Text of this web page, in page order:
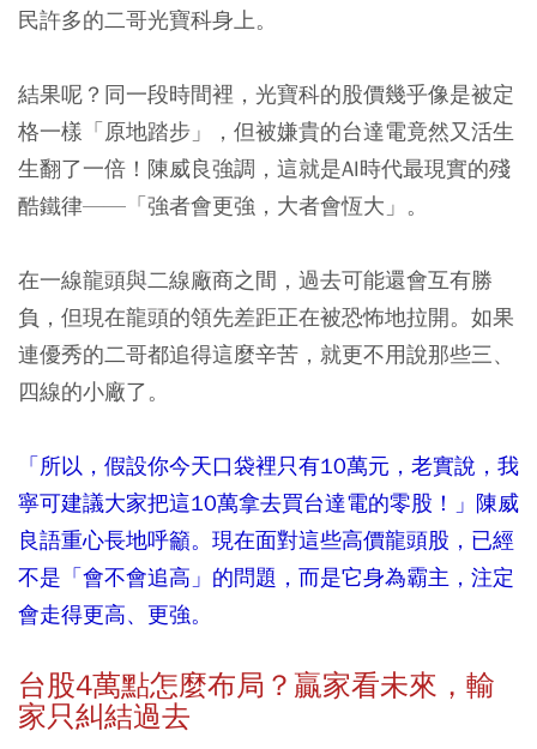
民許多的二哥光寶科身上。
結果呢？同一段時間裡，光寶科的股價幾乎像是被定
格一樣「原地踏步」，但被嫌貴的台達電竟然又活生
生翻了一倍！陳威良強調，這就是AI時代最現實的殘
酷鐵律——「強者會更強，大者會恆大」。
在一線龍頭與二線廠商之間，過去可能還會互有勝
負，但現在龍頭的領先差距正在被恐怖地拉開。如果
連優秀的二哥都追得這麼辛苦，就更不用說那些三、
四線的小廠了。
「所以，假設你今天口袋裡只有10萬元，老實說，我
寧可建議大家把這10萬拿去買台達電的零股！」陳威
良語重心長地呼籲。現在面對這些高價龍頭股，已經
不是「會不會追高」的問題，而是它身為霸主，注定
會走得更高、更強。
台股4萬點怎麼布局？贏家看未來，輸
家只糾結過去